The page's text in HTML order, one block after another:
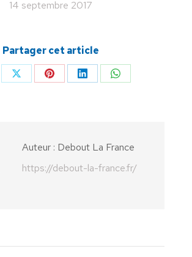
14 septembre 2017
Partager cet article
PartagerPartagerPartagerPartager
Auteur : Debout La France
https://debout-la-france.fr/